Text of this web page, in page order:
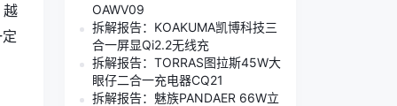
越
OAWV09
拆解报告：KOAKUMA凯博科技三
合一屏显Qi2.2无线充
拆解报告：TORRAS图拉斯45W大
眼仔二合一充电器CQ21
拆解报告：魅族PANDAER 66W立